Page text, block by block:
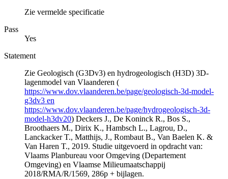
Zie vermelde specificatie
Pass
Yes
Statement
Zie Geologisch (G3Dv3) en hydrogeologisch (H3D) 3D-
lagenmodel van Vlaanderen (
https://www.dov.vlaanderen.be/page/geologisch-3d-model-
g3dv3 en
https://www.dov.vlaanderen.be/page/hydrogeologisch-3d-
model-h3dv20) Deckers J., De Koninck R., Bos S.,
Broothaers M., Dirix K., Hambsch L., Lagrou, D.,
Lanckacker T., Matthijs, J., Rombaut B., Van Baelen K. &
Van Haren T., 2019. Studie uitgevoerd in opdracht van:
Vlaams Planbureau voor Omgeving (Departement
Omgeving) en Vlaamse Milieumaatschappij
2018/RMA/R/1569, 286p + bijlagen.